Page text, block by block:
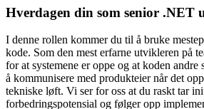
Hverdagen din som senior .NET
I denne rollen kommer du til å bruke
kode. Som den mest erfarne utvikleren på
for at systemene er oppe og at koden
å kommunisere med produkteier når det
tekniske løft. Vi ser for oss at du raskt tar
forbedringspotensial og følger opp